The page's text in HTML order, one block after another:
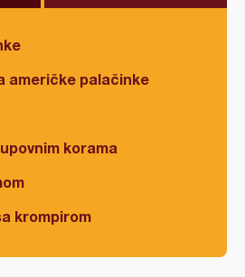
američke palačinke
korama
krompirom